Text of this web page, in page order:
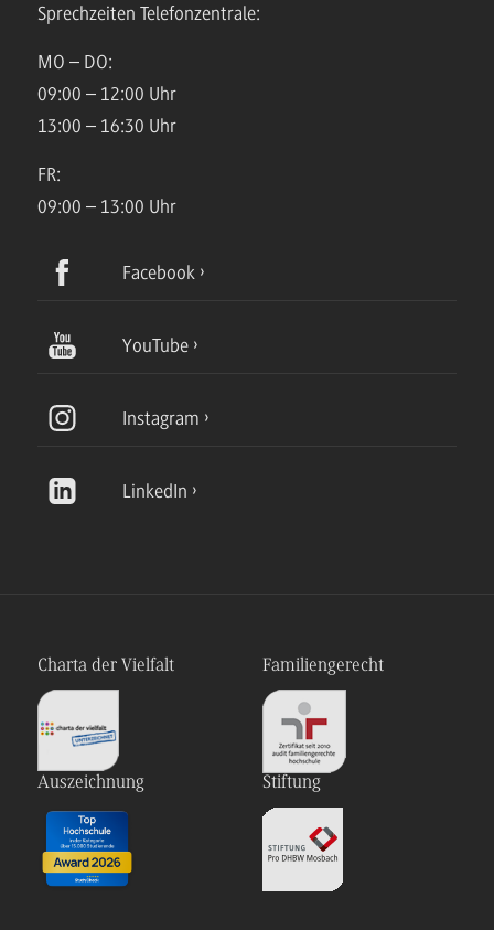
Sprechzeiten Telefonzentrale:
MO – DO:
09:00 – 12:00 Uhr
13:00 – 16:30 Uhr
FR:
09:00 – 13:00 Uhr
Facebook
YouTube
Instagram
LinkedIn
Charta der Vielfalt Familiengerecht
Auszeichnung Stiftung